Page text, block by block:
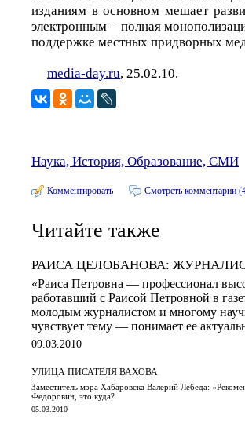
изданиям в основном мешает
электронным – полная
поддержке местных придворных
media-day.ru, 25.02.10.
Наука, История, Образование, СМИ
Комментировать Смотреть комментарии
Читайте также
РАИСА ЦЕЛОБАНОВА:
«Раиса Петровна — профессионал
работавший с Раисой Петровной в
молодым журналистом и многому
чувствует тему — понимает ее
09.03.2010
УЛИЦА ПИСАТЕЛЯ ВАХОВА
Заместитель мэра Хабаровска Валерий Лебеда:
Федорович, это куда?
05.03.2010